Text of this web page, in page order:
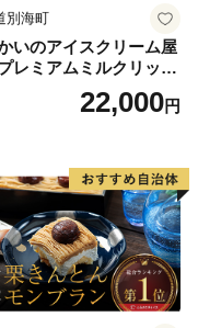
別海町
いのアイスクリーム屋
レミアムミルクリッチ
（AP-01）（ 北海道アイ
海道産アイス アイス ア
イス 道産アイスクリ
フト 詰合せ 詰め合わ
さと納税 ）
22,000円